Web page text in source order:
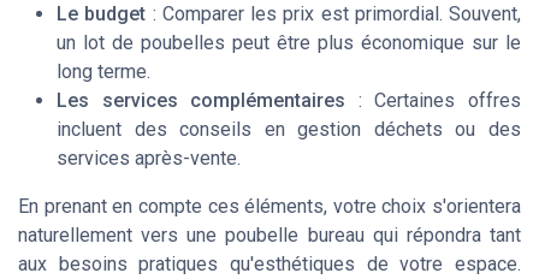
Le budget : Comparer lesprix est primordial. Souvent,
un lot de poubelles peut être plus économique sur le
long terme.
Les services complémentaires : Certaines offres
incluent des conseils engestion déchets ou des
services après-vente.
En prenant en compte ces éléments, votre choix s'orientera
naturellement vers unepoubelle bureau qui répondra tant
aux besoins pratiques qu'esthétiques de votre espace.